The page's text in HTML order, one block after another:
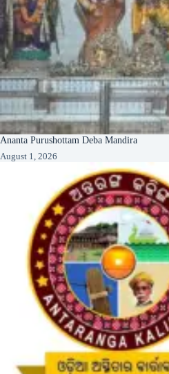
Ananta Purushottam Deba Mandira
August 1, 2026